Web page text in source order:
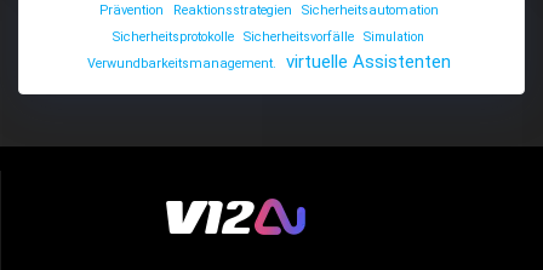
Prävention
Reaktionsstrategien
Sicherheitsautomation
Sicherheitsprotokolle
Sicherheitsvorfälle
Simulation
Verwundbarkeitsmanagement.
virtuelle Assistenten